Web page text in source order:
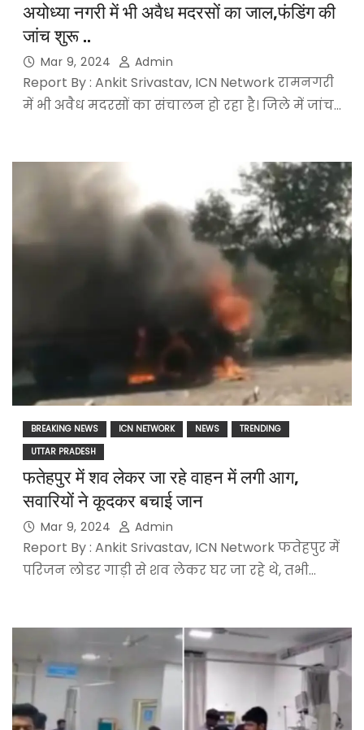
अयोध्या नगरी में भी अवैध मदरसों का जाल,फंडिंग की
जांच शुरू ..
Mar 9, 2024 Admin
Report By : Ankit Srivastav, ICN Network रामनगरी
में भी अवैध मदरसों का संचालन हो रहा है। जिले में जांच…
BREAKING NEWS ICN NETWORK NEWS
TRENDING
UTTAR PRADESH
फतेहपुर में शव लेकर जा रहे वाहन में लगी आग,
सवारियों ने कूदकर बचाई जान
Mar 9, 2024 Admin
Report By : Ankit Srivastav, ICN Network फतेहपुर में
परिजन लोडर गाड़ी से शव लेकर घर जा रहे थे, तभी…